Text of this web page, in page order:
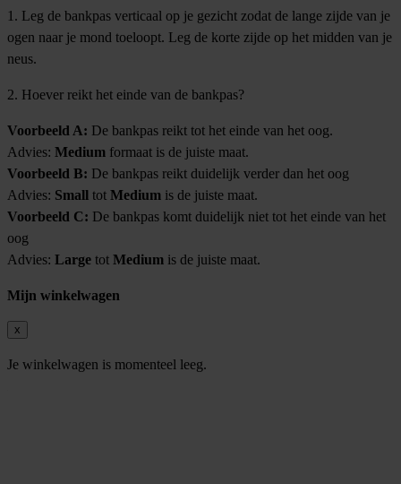
1. Leg de bankpas verticaal op je gezicht zodat de lange zijde van je
ogen naar je mond toeloopt. Leg de korte zijde op het midden van je
neus.
2. Hoever reikt het einde van de bankpas?
Voorbeeld A: De bankpas reikt tot het einde van het oog.
Advies: Medium formaat is de juiste maat.
Voorbeeld B: De bankpas reikt duidelijk verder dan het oog
Advies: Small tot Medium is de juiste maat.
Voorbeeld C: De bankpas komt duidelijk niet tot het einde van het
oog
Advies: Large tot Medium is de juiste maat.
Mijn winkelwagen
x
Je winkelwagen is momenteel leeg.